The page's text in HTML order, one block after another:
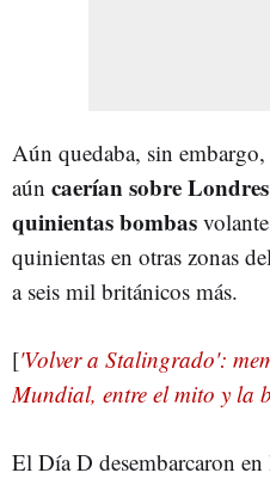
Aún quedaba, sin
aún caerían sobre
quinientas bombas
quinientas en otras zonas
a seis mil británicos más.
['Volver a Stalingrado':
Mundial, entre el mito y la
El Día D desembarcaron en